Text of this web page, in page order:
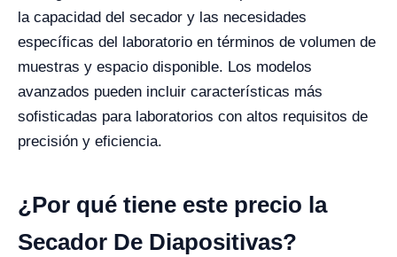
la capacidad del secador y las necesidades
específicas del laboratorio en términos de volumen de
muestras y espacio disponible. Los modelos
avanzados pueden incluir características más
sofisticadas para laboratorios con altos requisitos de
precisión y eficiencia.
¿Por qué tiene este precio la
Secador De Diapositivas?